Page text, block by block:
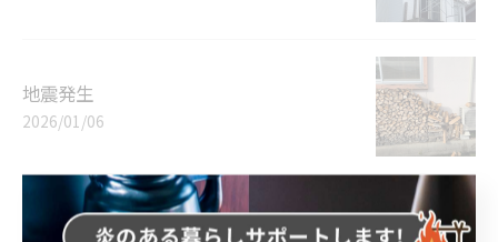
地震発生
2026/01/06
新年 明けましておめでとうございます